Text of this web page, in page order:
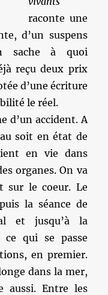
raconte une
d’un suspens
sache à quoi
reçu deux prix
d’une écriture
le réel.
d’un accident. A
soit en état de
en vie dans
organes. On va
sur le coeur. Le
la séance de
et jusqu’à la
qui se passe
en premier.
dans la mer,
aussi. Entre les